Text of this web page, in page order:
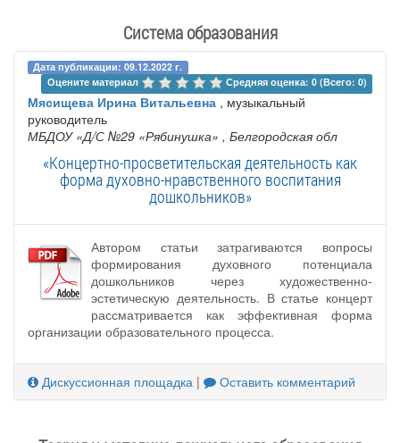
Система образования
Дата публикации: 09.12.2022 г.
Оцените материал
Средняя оценка: 0 (Всего: 0)
Мясищева Ирина Витальевна , музыкальный
руководитель
МБДОУ «Д/С №29 «Рябинушка» , Белгородская обл
«Концертно-просветительская деятельность как
форма духовно-нравственного воспитания
дошкольников»
Автором статьи затрагиваются вопросы
формирования духовного потенциала
дошкольников через художественно-
эстетическую деятельность. В статье концерт
рассматривается как эффективная форма
организации образовательного процесса.
Дискуссионная площадка | Оставить комментарий